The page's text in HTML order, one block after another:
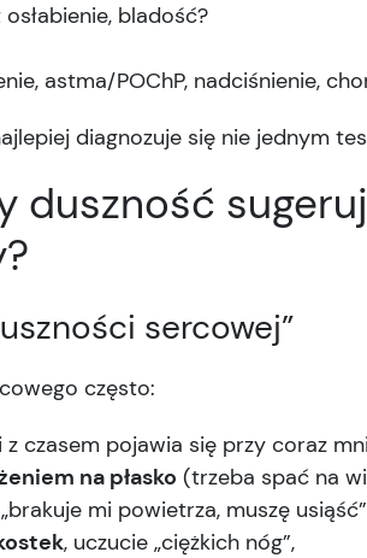
bladość?
astma/POChP, nadciśnienie,
diagnozuje się nie jednym
duszność
sercowej”
często:
i z czasem pojawia się przy coraz
na płasko (trzeba spać na
mi powietrza, muszę
, uczucie „ciężkich nóg”,